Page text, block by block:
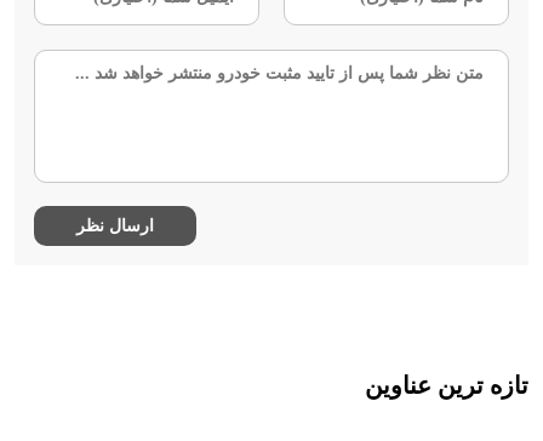
تازه ترین عناوین